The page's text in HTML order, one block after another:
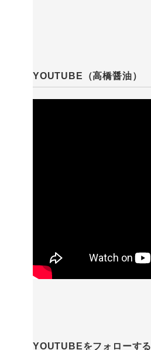
YOUTUBE（高橋醤油）
YOUTUBEをフォローする